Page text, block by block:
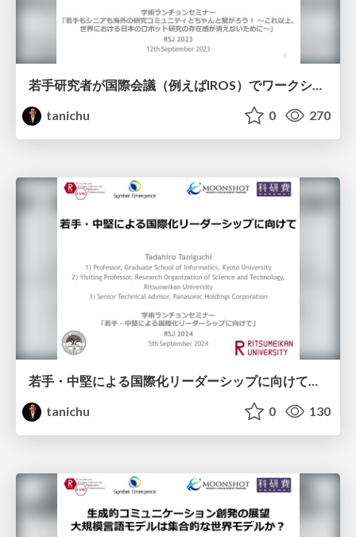
tanichu
0 270
若手・中堅による国際化リーダーシップに向けて（導入） ＆ Advanced Robotics 特集号の提案とコミュニティ形成～研究分野を作り引用されるサーベイ論文を書く～
tanichu
0 130